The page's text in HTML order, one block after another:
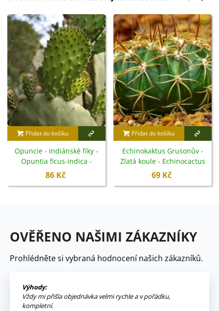
Přidat do košíku
Opuncie - Indiánské fíky -
Opuntia ficus-indica -
semena - 7 ks
86 Kč
Přidat do košíku
Echinokaktus Grusonův -
Zlatá koule - Echinocactus
grusonii - semena - 8 ks
69 Kč
OVĚŘENO NAŠIMI ZÁKAZNÍKY
Prohlédněte si vybraná hodnocení našich zákazníků.
Výhody:
Vždy mi přišla objednávka velmi rychle a v pořádku,
kompletní.